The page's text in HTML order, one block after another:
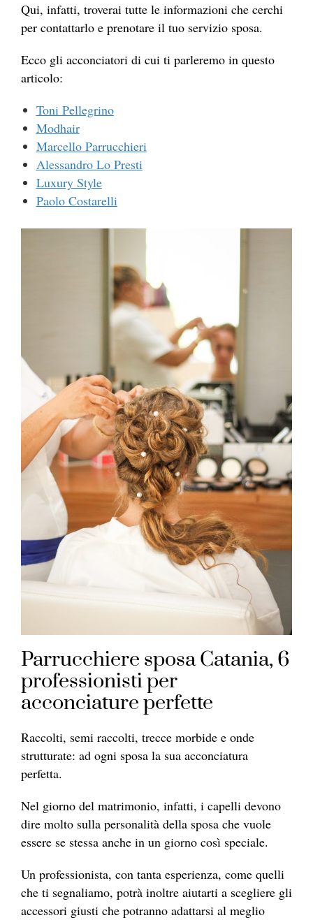
Qui, infatti, troverai tutte le informazioni che cerchi
per contattarlo e prenotare il tuo servizio sposa.
Ecco gli acconciatori di cui ti parleremo in questo
articolo:
Toni Pellegrino
Modhair
Marcello Parrucchieri
Alessandro Lo Presti
Luxury Style
Paolo Costarelli
Parrucchiere sposa Catania, 6
professionisti per
acconciature perfette
Raccolti, semi raccolti, trecce morbide e onde
strutturate: ad ogni sposa la sua acconciatura
perfetta.
Nel giorno del matrimonio, infatti, i capelli devono
dire molto sulla personalità della sposa che vuole
essere se stessa anche in un giorno così speciale.
Un professionista, con tanta esperienza, come quelli
che ti segnaliamo, potrà inoltre aiutarti a scegliere gli
accessori giusti che potranno adattarsi al meglio